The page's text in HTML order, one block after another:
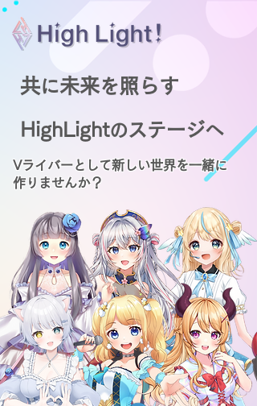
共に未来を照らす
HighLightのステージへ
Vライバーとして新しい世界を一緒に
作りませんか？